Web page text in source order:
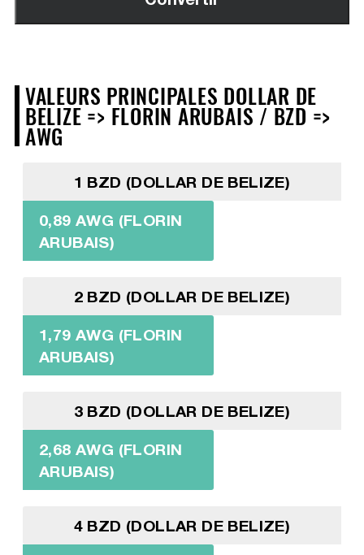
VALEURS PRINCIPALES DOLLAR DE
BELIZE => FLORIN ARUBAIS / BZD =>
AWG
1 BZD (DOLLAR DE BELIZE)
0,89 AWG (FLORIN
ARUBAIS)
2 BZD (DOLLAR DE BELIZE)
1,79 AWG (FLORIN
ARUBAIS)
3 BZD (DOLLAR DE BELIZE)
2,68 AWG (FLORIN
ARUBAIS)
4 BZD (DOLLAR DE BELIZE)